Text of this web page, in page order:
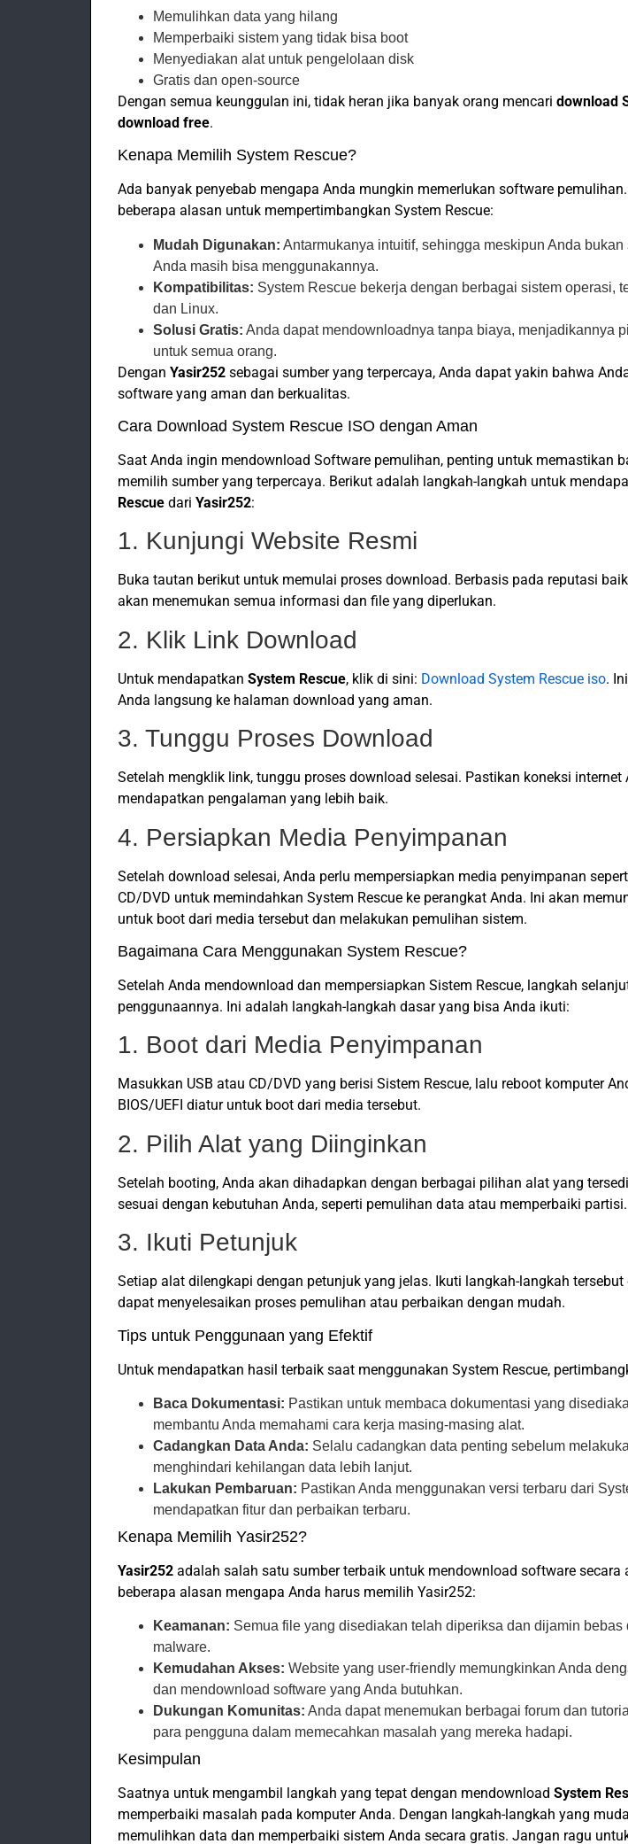
Memulihkan data yang hilang
Memperbaiki sistem yang tidak bisa boot
Menyediakan alat untuk pengelolaan disk
Gratis dan open-source
Dengan semua keunggulan ini, tidak heran jika banyak orang mencari download
download free.
Kenapa Memilih System Rescue?
Ada banyak penyebab mengapa Anda mungkin memerlukan software
beberapa alasan untuk mempertimbangkan System Rescue:
Mudah Digunakan: Antarmukanya intuitif, sehingga meskipun Anda bukan
Anda masih bisa menggunakannya.
Kompatibilitas: System Rescue bekerja dengan berbagai sistem operasi,
dan Linux.
Solusi Gratis: Anda dapat mendownloadnya tanpa biaya, menjadikannya
untuk semua orang.
Dengan Yasir252 sebagai sumber yang terpercaya, Anda dapat yakin bahwa
software yang aman dan berkualitas.
Cara Download System Rescue ISO dengan Aman
Saat Anda ingin mendownload Software pemulihan, penting untuk memastikan
memilih sumber yang terpercaya. Berikut adalah langkah-langkah untuk
Rescue dari Yasir252:
1. Kunjungi Website Resmi
Buka tautan berikut untuk memulai proses download. Berbasis pada reputasi baik
akan menemukan semua informasi dan file yang diperlukan.
2. Klik Link Download
Untuk mendapatkan System Rescue, klik di sini: Download System Rescue iso.
Anda langsung ke halaman download yang aman.
3. Tunggu Proses Download
Setelah mengklik link, tunggu proses download selesai. Pastikan koneksi
mendapatkan pengalaman yang lebih baik.
4. Persiapkan Media Penyimpanan
Setelah download selesai, Anda perlu mempersiapkan media penyimpanan
CD/DVD untuk memindahkan System Rescue ke perangkat Anda. Ini akan
untuk boot dari media tersebut dan melakukan pemulihan sistem.
Bagaimana Cara Menggunakan System Rescue?
Setelah Anda mendownload dan mempersiapkan Sistem Rescue, langkah
penggunaannya. Ini adalah langkah-langkah dasar yang bisa Anda ikuti:
1. Boot dari Media Penyimpanan
Masukkan USB atau CD/DVD yang berisi Sistem Rescue, lalu reboot komputer
BIOS/UEFI diatur untuk boot dari media tersebut.
2. Pilih Alat yang Diinginkan
Setelah booting, Anda akan dihadapkan dengan berbagai pilihan alat yang
sesuai dengan kebutuhan Anda, seperti pemulihan data atau memperbaiki partisi.
3. Ikuti Petunjuk
Setiap alat dilengkapi dengan petunjuk yang jelas. Ikuti langkah-langkah tersebut
dapat menyelesaikan proses pemulihan atau perbaikan dengan mudah.
Tips untuk Penggunaan yang Efektif
Untuk mendapatkan hasil terbaik saat menggunakan System Rescue,
Baca Dokumentasi: Pastikan untuk membaca dokumentasi yang
membantu Anda memahami cara kerja masing-masing alat.
Cadangkan Data Anda: Selalu cadangkan data penting sebelum
menghindari kehilangan data lebih lanjut.
Lakukan Pembaruan: Pastikan Anda menggunakan versi terbaru dari
mendapatkan fitur dan perbaikan terbaru.
Kenapa Memilih Yasir252?
Yasir252 adalah salah satu sumber terbaik untuk mendownload software secara
beberapa alasan mengapa Anda harus memilih Yasir252:
Keamanan: Semua file yang disediakan telah diperiksa dan dijamin bebas
malware.
Kemudahan Akses: Website yang user-friendly memungkinkan Anda
dan mendownload software yang Anda butuhkan.
Dukungan Komunitas: Anda dapat menemukan berbagai forum dan
para pengguna dalam memecahkan masalah yang mereka hadapi.
Kesimpulan
Saatnya untuk mengambil langkah yang tepat dengan mendownload System
memperbaiki masalah pada komputer Anda. Dengan langkah-langkah yang
memulihkan data dan memperbaiki sistem Anda secara gratis. Jangan ragu